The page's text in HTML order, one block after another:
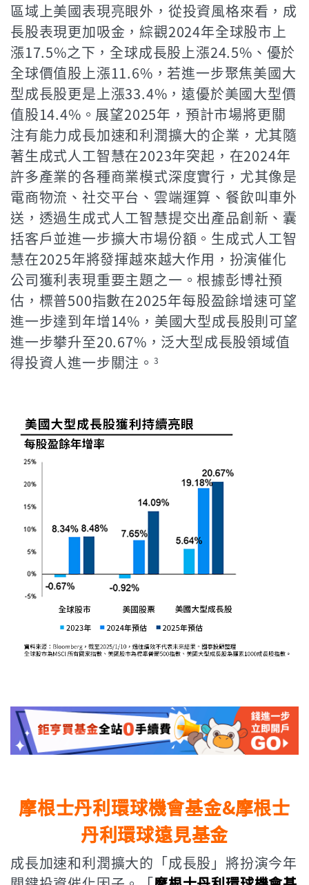
區域上美國表現亮眼外，從投資風格來看，成
長股表現更加吸金，綜觀2024年全球股市上
漲17.5%之下，全球成長股上漲24.5%、優於
全球價值股上漲11.6%，若進一步聚焦美國大
型成長股更是上漲33.4%，遠優於美國大型價
值股14.4%。展望2025年，預計市場將更關
注有能力成長加速和利潤擴大的企業，尤其隨
著生成式人工智慧在2023年突起，在2024年
許多產業的各種商業模式深度實行，尤其像是
電商物流、社交平台、雲端運算、餐飲叫車外
送，透過生成式人工智慧提交出產品創新、囊
括客戶並進一步擴大市場份額。生成式人工智
慧在2025年將發揮越來越大作用，扮演催化
公司獲利表現重要主題之一。根據彭博社預
估，標普500指數在2025年每股盈餘增速可望
進一步達到年增14%，美國大型成長股則可望
進一步攀升至20.67%，泛大型成長股領域值
得投資人進一步關注。3
摩根士丹利環球機會基金&摩根士
丹利環球遠見基金
成長加速和利潤擴大的「成長股」將扮演今年